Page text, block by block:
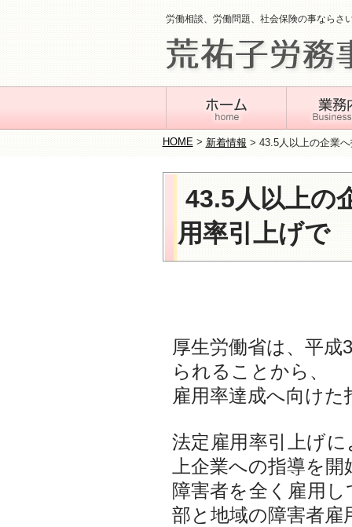
労働相談、労働問題、社会保険の事ならさ
HOME> 新着情報 > 43.5人以上の企業
43.5人以上の
用率引上げ
厚生労働省は、平
られることから、
雇用率達成へ向け
法定雇用率引上げ
上企業への指導を
障害者を全く雇用
部と地域の障害者雇